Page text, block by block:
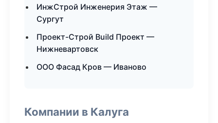
ИнжСтрой Инженерия Этаж —
Сургут
Проект-Строй Build Проект —
Нижневартовск
ООО Фасад Кров — Иваново
Компании в Калуга